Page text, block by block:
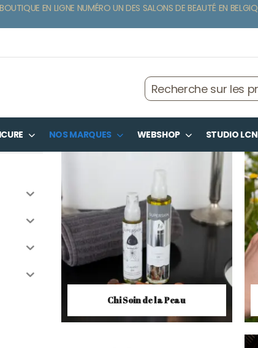
EN LIGNE NUMÉRO UN DES SALONS DE BEAUTÉ EN
NOS MARQUES WEBSHOP STUDIO LCN
Chi Soin de la Peau